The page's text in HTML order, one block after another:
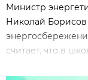
Министр
Николай
считает, что в